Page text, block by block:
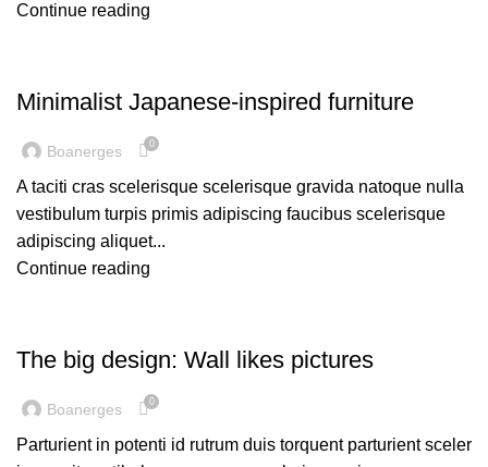
Continue reading
Minimalist Japanese-inspired furniture
Boanerges 0
A taciti cras scelerisque scelerisque gravida natoque nulla
vestibulum turpis primis adipiscing faucibus scelerisque
adipiscing aliquet...
Continue reading
The big design: Wall likes pictures
Boanerges 0
Parturient in potenti id rutrum duis torquent parturient sceler